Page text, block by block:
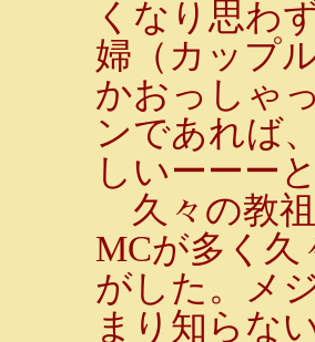
くなり思わ
婦（カップ
かおっしゃ
ンであれば
しいーーー
久々の教
MCが多く久
がした。メ
まり知らな